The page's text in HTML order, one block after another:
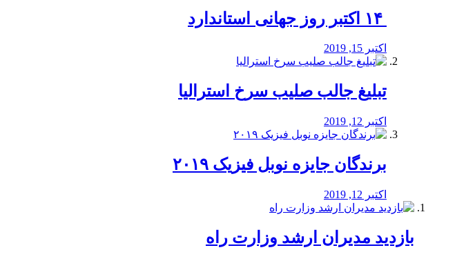
اکتبر 15, 2019
تبلیغ جالب صلیب سرخ استرالیا
اکتبر 12, 2019
برندگان جایزه نوبل فیزیک ۲۰۱۹
اکتبر 12, 2019
بازدید مدیران ارشد وزارت راه